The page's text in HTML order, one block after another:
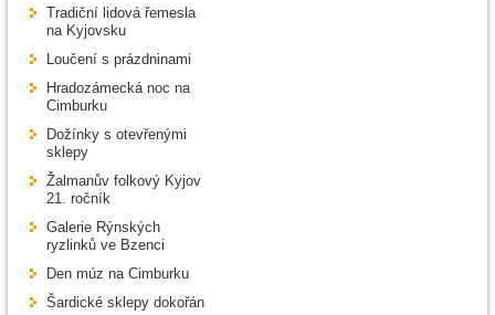
Tradiční lidová řemesla
na Kyjovsku
Loučení s prázdninami
Hradozámecká noc na
Cimburku
Dožínky s otevřenými
sklepy
Žalmanův folkový Kyjov
21. ročník
Galerie Rýnských
ryzlinků ve Bzenci
Den múz na Cimburku
Šardické sklepy dokořán